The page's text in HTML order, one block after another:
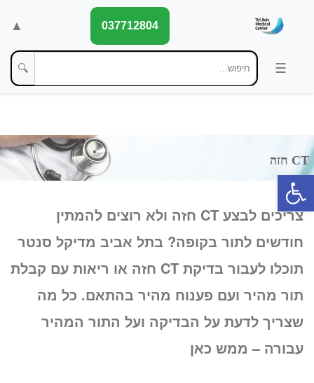
פתח סרגל נגישות
▲ 037712804
🔍
צריכים לבצע CT חזה ולא רוצים להמתין
חודשים לתור בקופה? בתל אביב מדיקל סנטר
תוכלו לעבור בדיקת CT חזה או ריאות עם קבלת
תור מהיר ועם פענוח מהיר בהתאם. כל מה
שצריך לדעת על הבדיקה ועל התור המהיר
עבורה – ממש כאן